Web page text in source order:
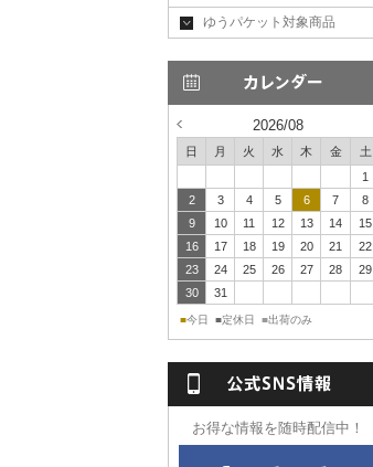
ゆうパケット対象商品
2026/08
日 月 火 水 木 金
土
1
2
3 4 5 6 7
8
9
10 11 12 13 14
15
16
17 18 19 20 21
22
23
24 25 26 27 28
29
30
31
■今日 ■定休日 ■出荷のみ
お得な情報を随時配信中！